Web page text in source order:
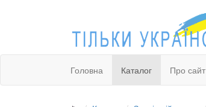
Головна Каталог Про сайт